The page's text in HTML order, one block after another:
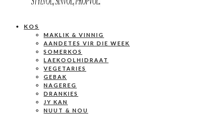
KOS
MAKLIK & VINNIG
AANDETES VIR DIE WEEK
SOMERKOS
LAEKOOLHIDRAAT
VEGETARIES
GEBAK
NAGEREG
DRANKIES
JY KAN
NUUT & NOU